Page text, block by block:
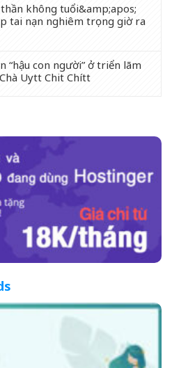
không tuổi&amp;apos;
tai nạn nghiêm trọng giờ ra
“hậu con người” ở triển lãm
Uytt Chit Chítt